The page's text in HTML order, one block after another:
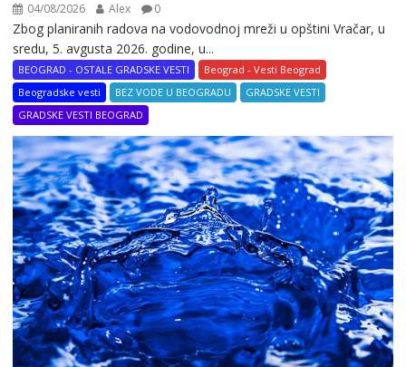
04/08/2026 Alex 0
Zbog planiranih radova na vodovodnoj mreži u opštini Vračar, u
sredu, 5. avgusta 2026. godine, u...
BEOGRAD - OSTALE GRADSKE VESTI
Beograd - Vesti Beograd
Beogradske vesti
BEZ VODE U BEOGRADU
GRADSKE VESTI
GRADSKE VESTI BEOGRAD